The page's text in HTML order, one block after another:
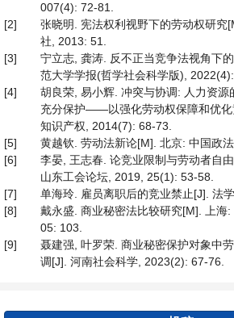
007(4): 72-81.
[2]
张晓明. 宪法权利视野下的劳动权研究
社, 2013: 51.
[3]
宁立志, 龚涛. 反不正当竞争法视角下
范大学学报(哲学社会科学版), 2022(4):
[4]
胡良荣, 易小辉. 冲突与协调: 人力资源
充分保护——以强化劳动权保障和优化
知识产权, 2014(7): 68-73.
[5]
黄越钦. 劳动法新论[M]. 北京: 中国政
[6]
李晏, 王志春. 论竞业限制与劳动者自
山东工会论坛, 2019, 25(1): 53-58.
[7]
单海玲. 雇员离职后的竞业禁止[J]. 法
[8]
戴永盛. 商业秘密法比较研究[M]. 上海
05: 103.
[9]
聂建强, 叶罗荣. 商业秘密保护对象中
调[J]. 河南社会科学, 2023(2): 67-76.